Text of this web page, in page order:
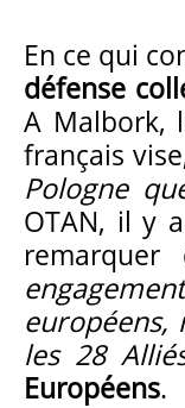
En ce qui
défense
A Malbork,
français
Pologne
OTAN, il y
remarquer
européens,
les 28
Européens.